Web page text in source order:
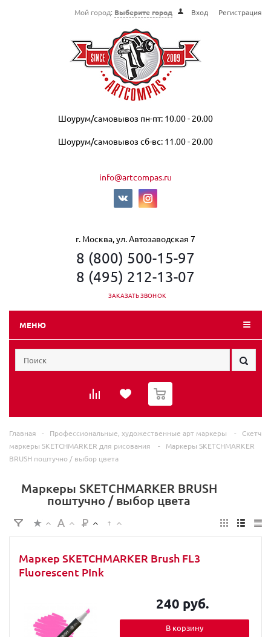
Мой город: Выберите город Вход Регистрация
Шоурум/самовывоз пн-пт: 10.00 - 20.00
Шоурум/самовывоз сб-вс: 11.00 - 20.00
info@artcompas.ru
г. Москва, ул. Автозаводская 7
8 (800) 500-15-97
8 (495) 212-13-07
ЗАКАЗАТЬ ЗВОНОК
МЕНЮ
0
Главная - Профессиональные, художественные арт маркеры -
Скетч
маркеры SKETCHMARKER для рисования
-
Маркеры SKETCHMARKER
BRUSH поштучно / выбор цвета
Маркеры SKETCHMARKER BRUSH
поштучно / выбор цвета
Маркер SKETCHMARKER Brush FL3
Fluorescent PInk
240 руб.
В корзину